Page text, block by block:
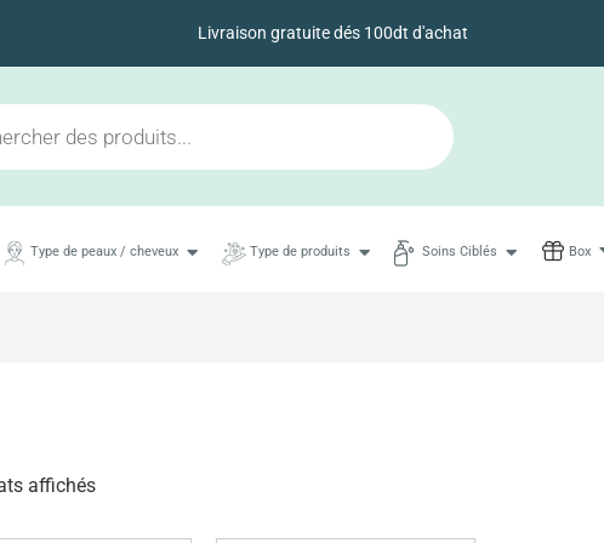
Livraison gratuite dés 100dt d'achat
Type de peaux / cheveux Type de produits Soins Ciblés Box
affichés